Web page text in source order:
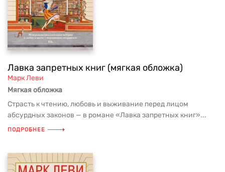
Лавка запретных книг (мягкая обложка)
Марк Леви
Мягкая обложка
Страсть к чтению, любовь и выживание перед лицом
абсурдных законов — в романе «Лавка запретных книг»...
ПОДРОБНЕЕ